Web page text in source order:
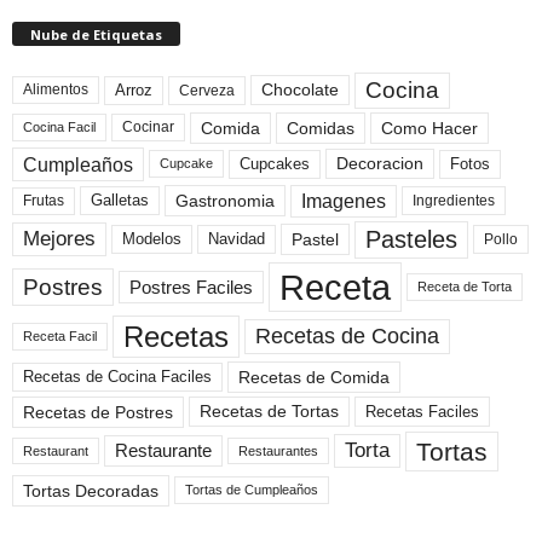
Nube de Etiquetas
Alimentos Arroz Cerveza Chocolate Cocina
Cocina Facil Cocinar Comida Comidas Como Hacer
Cumpleaños Cupcake Cupcakes Decoracion Fotos
Frutas Galletas Gastronomia Imagenes Ingredientes
Mejores Modelos Navidad Pastel Pasteles Pollo
Postres Postres Faciles Receta Receta de Torta
Receta Facil Recetas Recetas de Cocina
Recetas de Cocina Faciles
Recetas de Comida
Recetas de Postres
Recetas de Tortas Recetas Faciles
Restaurant Restaurante Restaurantes Torta Tortas
Tortas Decoradas Tortas de Cumpleaños